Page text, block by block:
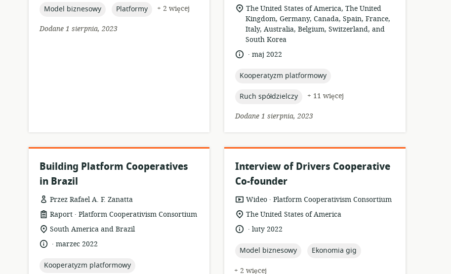
topic:
Model biznesowy topic:
Platformy
+ 2 więcej
Dodane 1 sierpnia, 2023
istotna
lokalizacja:
The United States of America, The United
Kingdom, Germany, Canada, Spain, France,
Italy, Australia, Belgium, Switzerland, and
South Korea
język:
.
datamaj 2022
topic:
Kooperatyzm platformowy
topic:
Ruch spółdzielczy
+ 11 więcej
Dodane 1 sierpnia, 2023
Building Platform Cooperatives
in Brazil
Przez Rafael A. F. Zanatta
format
zasobów:
Raport .
wydawca:
Platform Cooperativism Consortium
istotna
lokalizacja:
South America and Brazil
język:
.
datamarzec 2022
topic:
Kooperatyzm platformowy
Interview of Drivers Cooperative
Co-founder
format
zasobów:
Wideo .
wydawca:
Platform Cooperativism Consortium
istotna
lokalizacja:
The United States of America
język:
.
dataluty 2022
topic:
Model biznesowy topic:
Ekonomia gig
+ 2 więcej